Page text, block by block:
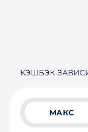
КЭШБЭК
МАКС